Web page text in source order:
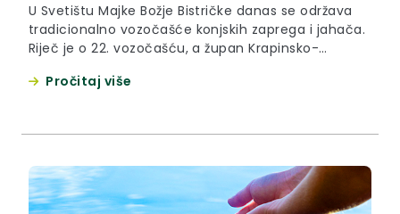
U Svetištu Majke Božje Bistričke danas se održava
tradicionalno vozočašće konjskih zaprega i jahača.
Riječ je o 22. vozočašću, a župan Krapinsko-
naglasio kako je riječ o manifestaciji koja je
Pročitaj više